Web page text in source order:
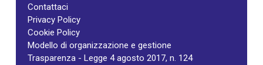
Contattaci
Privacy Policy
Cookie Policy
Modello di organizzazione e gestione
Trasparenza - Legge 4 agosto 2017, n. 124